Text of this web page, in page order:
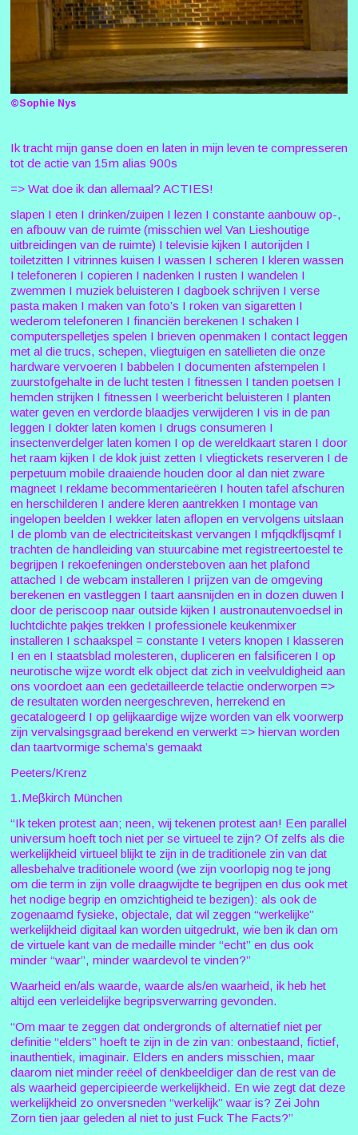
©Sophie Nys
Ik tracht mijn ganse doen en laten in mijn leven te compresseren
tot de actie van 15m alias 900s
=> Wat doe ik dan allemaal? ACTIES!
slapen I eten I drinken/zuipen I lezen I constante aanbouw op-,
en afbouw van de ruimte (misschien wel Van Lieshoutige
uitbreidingen van de ruimte) I televisie kijken I autorijden I
toiletzitten I vitrinnes kuisen I wassen I scheren I kleren wassen
I telefoneren I copieren I nadenken I rusten I wandelen I
zwemmen I muziek beluisteren I dagboek schrijven I verse
pasta maken I maken van foto’s I roken van sigaretten I
wederom telefoneren I financiën berekenen I schaken I
computerspelletjes spelen I brieven openmaken I contact leggen
met al die trucs, schepen, vliegtuigen en satellieten die onze
hardware vervoeren I babbelen I documenten afstempelen I
zuurstofgehalte in de lucht testen I fitnessen I tanden poetsen I
hemden strijken I fitnessen I weerbericht beluisteren I planten
water geven en verdorde blaadjes verwijderen I vis in de pan
leggen I dokter laten komen I drugs consumeren I
insectenverdelger laten komen I op de wereldkaart staren I door
het raam kijken I de klok juist zetten I vliegtickets reserveren I de
perpetuum mobile draaiende houden door al dan niet zware
magneet I reklame becommentarieëren I houten tafel afschuren
en herschilderen I andere kleren aantrekken I montage van
ingelopen beelden I wekker laten aflopen en vervolgens uitslaan
I de plomb van de electriciteitskast vervangen I mfjqdkfljsqmf I
trachten de handleiding van stuurcabine met registreertoestel te
begrijpen I rekoefeningen ondersteboven aan het plafond
attached I de webcam installeren I prijzen van de omgeving
berekenen en vastleggen I taart aansnijden en in dozen duwen I
door de periscoop naar outside kijken I austronautenvoedsel in
luchtdichte pakjes trekken I professionele keukenmixer
installeren I schaakspel = constante I veters knopen I klasseren
I en en I staatsblad molesteren, dupliceren en falsificeren I op
neurotische wijze wordt elk object dat zich in veelvuldigheid aan
ons voordoet aan een gedetailleerde telactie onderworpen =>
de resultaten worden neergeschreven, herrekend en
gecatalogeerd I op gelijkaardige wijze worden van elk voorwerp
zijn vervalsingsgraad berekend en verwerkt => hiervan worden
dan taartvormige schema’s gemaakt
Peeters/Krenz
1.Meβkirch München
“Ik teken protest aan; neen, wij tekenen protest aan! Een parallel
universum hoeft toch niet per se virtueel te zijn? Of zelfs als die
werkelijkheid virtueel blijkt te zijn in de traditionele zin van dat
allesbehalve traditionele woord (we zijn voorlopig nog te jong
om die term in zijn volle draagwijdte te begrijpen en dus ook met
het nodige begrip en omzichtigheid te bezigen): als ook de
zogenaamd fysieke, objectale, dat wil zeggen “werkelijke”
werkelijkheid digitaal kan worden uitgedrukt, wie ben ik dan om
de virtuele kant van de medaille minder “echt” en dus ook
minder “waar”, minder waardevol te vinden?”
Waarheid en/als waarde, waarde als/en waarheid, ik heb het
altijd een verleidelijke begripsverwarring gevonden.
“Om maar te zeggen dat ondergronds of alternatief niet per
definitie “elders” hoeft te zijn in de zin van: onbestaand, fictief,
inauthentiek, imaginair. Elders en anders misschien, maar
daarom niet minder reëel of denkbeeldiger dan de rest van de
als waarheid gepercipieerde werkelijkheid. En wie zegt dat deze
werkelijkheid zo onversneden “werkelijk” waar is? Zei John
Zorn tien jaar geleden al niet to just Fuck The Facts?”